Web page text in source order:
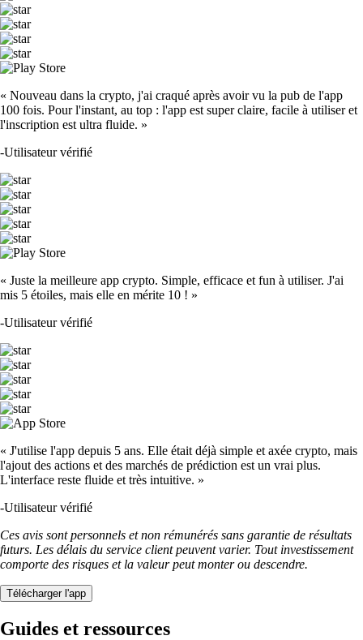
« Nouveau dans la crypto, j'ai craqué après avoir vu la pub de l'app
100 fois. Pour l'instant, au top : l'app est super claire, facile à utiliser et
l'inscription est ultra fluide. »
-Utilisateur vérifié
« Juste la meilleure app crypto. Simple, efficace et fun à utiliser. J'ai
mis 5 étoiles, mais elle en mérite 10 ! »
-Utilisateur vérifié
« J'utilise l'app depuis 5 ans. Elle était déjà simple et axée crypto, mais
l'ajout des actions et des marchés de prédiction est un vrai plus.
L'interface reste fluide et très intuitive. »
-Utilisateur vérifié
Ces avis sont personnels et non rémunérés sans garantie de résultats
futurs. Les délais du service client peuvent varier. Tout investissement
comporte des risques et la valeur peut monter ou descendre.
Télécharger l'app
Guides et ressources